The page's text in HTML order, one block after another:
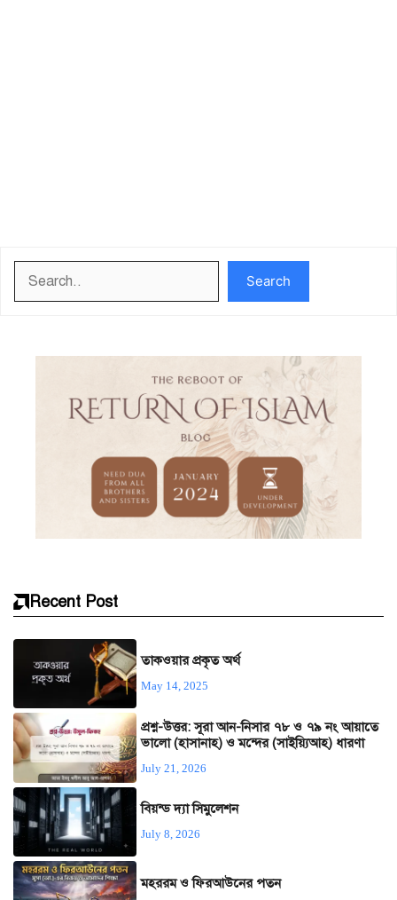
Search
Recent Post
তাকওয়ার প্রকৃত অর্থ
May 14, 2025
প্রশ্ন-উত্তর: সূরা আন-নিসার ৭৮ ও ৭৯ নং আয়াতে
ভালো (হাসানাহ) ও মন্দের (সাইয়্যিআহ) ধারণা
July 21, 2026
বিয়ন্ড দ্যা সিমুলেশন
July 8, 2026
মহররম ও ফিরআউনের পতন